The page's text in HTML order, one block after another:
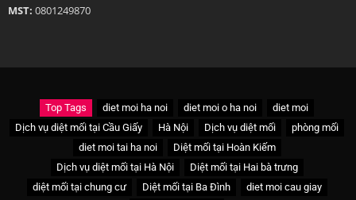
MST: 0801249870
Top Tags diet moi ha noi diet moi o ha noi
diet moi
Dịch vụ diệt mối tại Cầu Giấy
Hà Nội Dịch vụ diệt mối
phòng mối
diet moi tai ha noi
Diệt mối tại Hoàn Kiếm
Dịch vụ diệt mối tại Hà Nội
Diệt mối tại Hai bà trưng
diệt mối tại chung cư
Diệt mối tại Ba Đình
diet moi cau giay